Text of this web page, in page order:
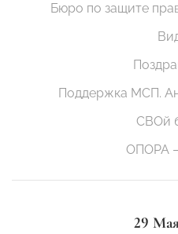
Бюро по защите
Поддержка МСП.
СВОй
ОПОРА
29